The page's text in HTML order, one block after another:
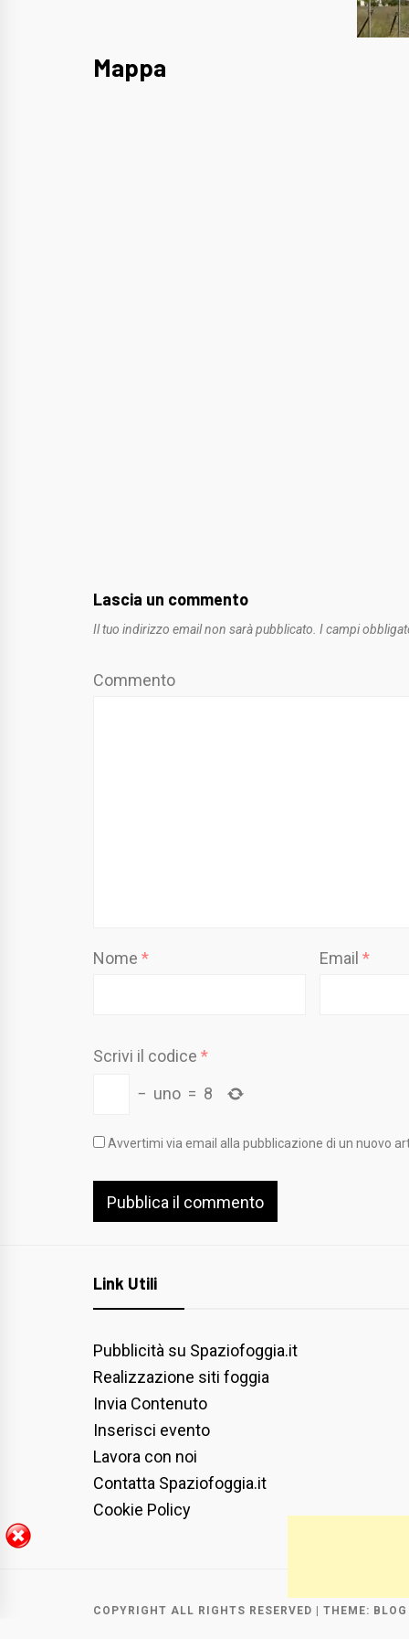
Mappa
Lascia un commento
Il tuo indirizzo email non sarà pubblicato. I campi
Commento
Nome * Email *
Scrivi il codice *
− uno = 8
Avvertimi via email alla pubblicazione di un nuovo
Link Utili
Pubblicità su Spaziofoggia.it
Realizzazione siti foggia
Invia Contenuto
Inserisci evento
Lavora con noi
Contatta Spaziofoggia.it
Cookie Policy
COPYRIGHT ALL RIGHTS RESERVED THEME: